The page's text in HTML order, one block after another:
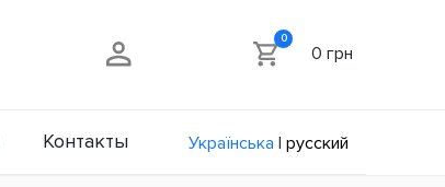
0
0 грн
Контакты Українська | русский